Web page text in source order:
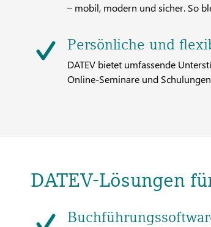
– mobil, modern und sicher. So
Persönliche und
DATEV bietet umfassende
Online-Seminare und
DATEV-Lösungen